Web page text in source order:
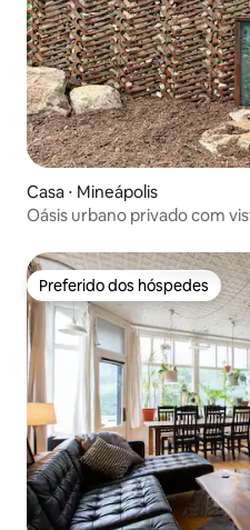
Casa ⋅ Mineápolis
Oásis urbano privado com
Preferido dos hóspedes
Preferido dos hóspedes